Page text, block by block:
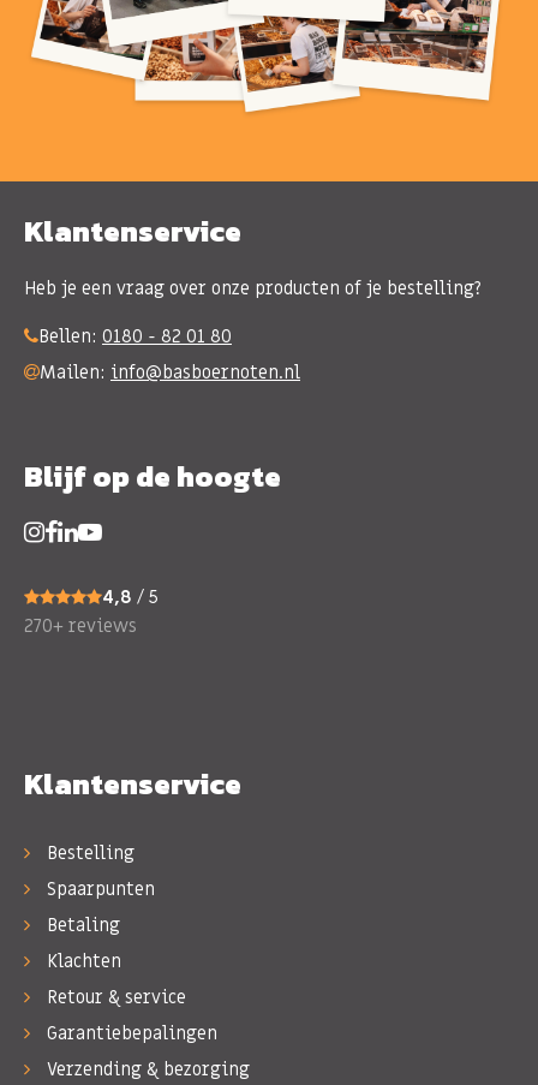
Klantenservice
Heb je een vraag over onze producten of je bestelling?
Bellen: 0180 - 82 01 80
Mailen: info@basboernoten.nl
Blijf op de hoogte
4,8 / 5
270+ reviews
Klantenservice
Bestelling
Spaarpunten
Betaling
Klachten
Retour & service
Garantiebepalingen
Verzending & bezorging